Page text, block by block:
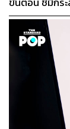
สูญเสียเพิ่ม